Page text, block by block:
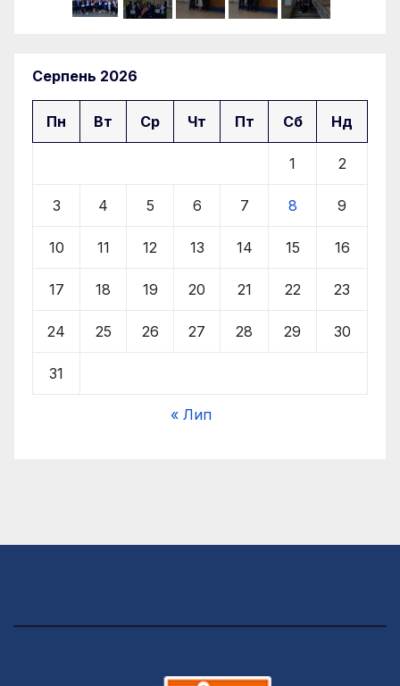
Серпень 2026
Пн Вт Ср Чт Пт Сб Нд
1 2
3 4 5 6 7 8 9
10 11 12 13 14 15 16
17 18 19 20 21 22 23
24 25 26 27 28 29 30
31
« Лип